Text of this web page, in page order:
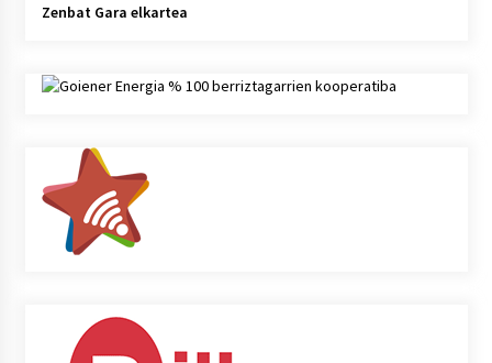
Zenbat Gara elkartea